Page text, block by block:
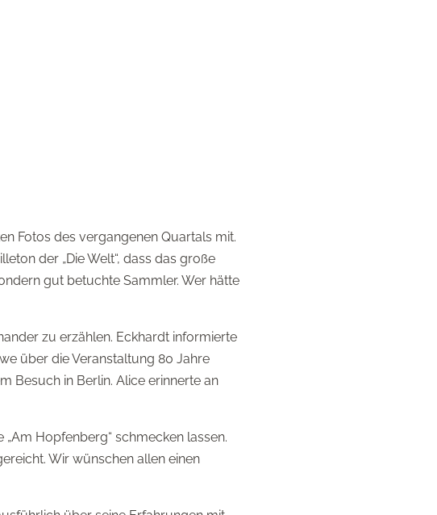
Fotos des vergangenen Quartals mit.
der „Die Welt“, dass das große
gut betuchte Sammler. Wer hätte
zu erzählen. Eckhardt informierte
über die Veranstaltung 80 Jahre
Besuch in Berlin. Alice erinnerte an
Hopfenberg“ schmecken lassen.
Wir wünschen allen einen